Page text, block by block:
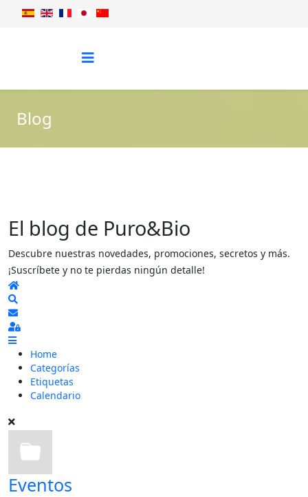
Blog
El blog de Puro&Bio
Descubre nuestras novedades, promociones, secretos y más.
¡Suscríbete y no te pierdas ningún detalle!
Home
Suscribirse a las actualizaciones
Sign In
Home
Categorías
Etiquetas
Calendario
Eventos